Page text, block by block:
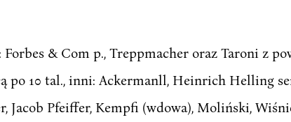
& Com p., Treppmacher oraz Taroni z
po 10 tal., inni: Ackermanll, Heinrich Helling
Jacob Pfeiffer, Kempfi (wdowa), Moliński,